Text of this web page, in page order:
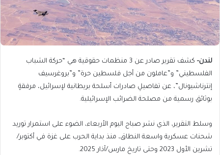
لندن-
كشف تقرير صادر عن 3 منظمات حقوقية هي “حركة الشباب
الفلسطيني” و”عاملون من أجل فلسطين حرة” و”بروغرسيف
إنترناشيونال”، عن تفاصيلِ صادرات أسلحة بريطانية لإسرائيل، مرفقةٍ
بوثائق رسمية من مصلحة الضرائب الإسرائيلية.
وسلط التقرير، الذي نشر صباح اليوم الأربعاء، الضوء على استمرار توريد
شحنات عسكرية واسعة النطاق، منذ بداية الحرب على غزة في أكتوبر/
تشرين الأول 2023 وحتى تاريخ مارس/آذار 2025.